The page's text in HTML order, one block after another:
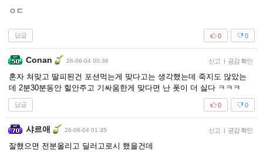
ㅇㄷ
답글 0
0
Conan 26-06-04 00:36 신고 | 공감 확인
혼자 쳐맞고 딸피된건 포션먹는게 맞다고는 생각했는데 죽지도 않았는
데 2분30분동안 힐안주고 기싸움한게 맞다면 난 폿이 더 싫다 ㅋㅋㅋ
답글 0
0
샤르애 26-06-04 01:35 신고 | 공감 확인
잘했으면 전분올리고 딜러고로시 했을건데